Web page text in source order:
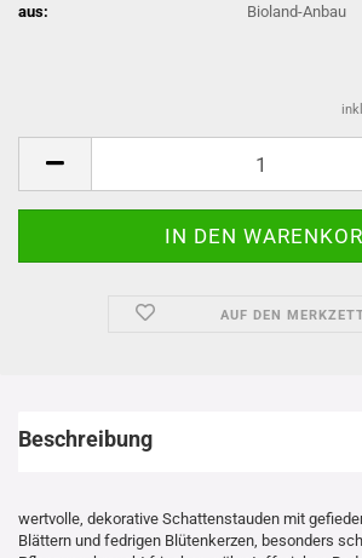
aus:
Bioland-Anbau
AUF DEN
Beschreibung
wertvolle, dekorative Schattenstauden mit
Blättern und fedrigen Blütenkerzen, besonders